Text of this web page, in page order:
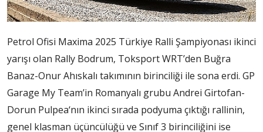
Petrol Ofisi Maxima 2025 Türkiye Ralli Şampiyonası ikinci
yarışı olan Rally Bodrum, Toksport WRT’den Buğra
Banaz-Onur Ahıskalı takımının birinciliği ile sona erdi. GP
Garage My Team’in Romanyalı grubu Andrei Girtofan-
Dorun Pulpea‘nın ikinci sırada podyuma çıktığı rallinin,
genel klasman üçüncülüğü ve Sınıf 3 birinciliğini ise